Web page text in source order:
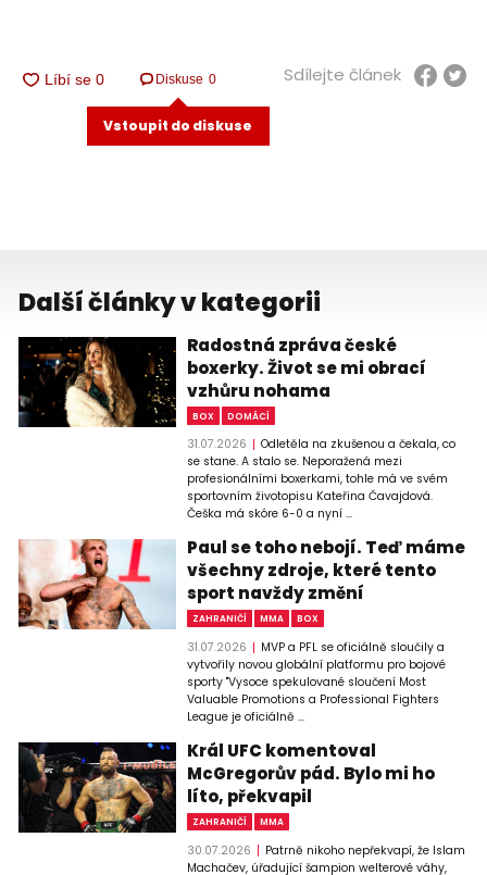
Diskuse 0
Vstoupit do diskuse
Sdílejte článek
Další články v kategorii
Radostná zpráva české
boxerky. Život se mi obrací
vzhůru nohama
BOX DOMÁCÍ
31.07.2026
Odletěla na zkušenou a čekala, co
se stane. A stalo se. Neporažená mezi
profesionálními boxerkami, tohle má ve svém
sportovním životopisu Kateřina Čavajdová.
Češka má skóre 6-0 a nyní ...
Paul se toho nebojí. Teď máme
všechny zdroje, které tento
sport navždy změní
ZAHRANIČÍ MMA BOX
31.07.2026
MVP a PFL se oficiálně sloučily a
vytvořily novou globální platformu pro bojové
sporty "Vysoce spekulované sloučení Most
Valuable Promotions a Professional Fighters
League je oficiálně ...
Král UFC komentoval
McGregorův pád. Bylo mi ho
líto, překvapil
ZAHRANIČÍ MMA
30.07.2026
Patrně nikoho nepřekvapí, že Islam
Machačev, úřadující šampion welterové váhy,